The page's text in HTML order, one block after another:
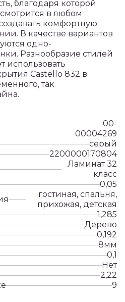
благодаря которой
в любом
комфортную
В качестве вариантов
одно-
Разнообразие стилей
использовать
Castello 832 в
так
00-
00004269
серый
2200000170804
Ламинат 32
класс
0,05
гостиная, спальня,
прихожая, детская
1,285
Дерево
0,192
8мм
0,1
Нет
2,22
9